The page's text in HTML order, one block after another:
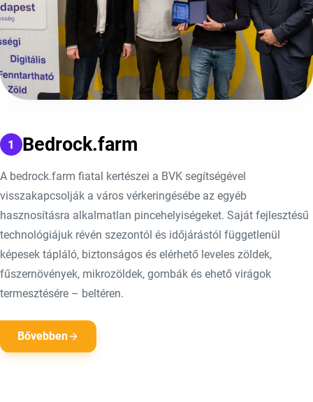
Bedrock.farm
A bedrock.farm fiatal kertészei a BVK segítségével
visszakapcsolják a város vérkeringésébe az egyéb
hasznosításra alkalmatlan pincehelyiségeket. Saját fejlesztésű
technológiájuk révén szezontól és időjárástól függetlenül
képesek tápláló, biztonságos és elérhető leveles zöldek,
fűszernövények, mikrozöldek, gombák és ehető virágok
termesztésére – beltéren.
Bővebben